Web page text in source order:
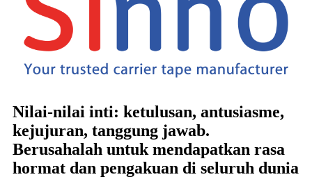
Nilai-nilai inti: ketulusan, antusiasme,
kejujuran, tanggung jawab.
Berusahalah untuk mendapatkan rasa
hormat dan pengakuan di seluruh dunia